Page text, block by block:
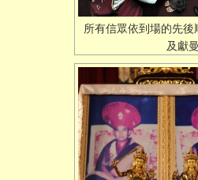
所有信眾依到場的先
及獻